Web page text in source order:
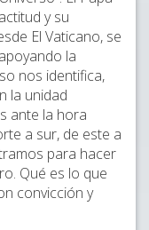
y su
El Vaticano, se
la
nos identifica,
la unidad
ante la hora
a sur, de este a
para hacer
Qué es lo que
convicción y